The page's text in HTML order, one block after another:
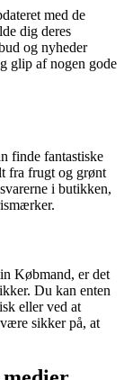
med de
dig deres
og nyheder
glip af nogen gode
finde fantastiske
fra frugt og grønt
i butikken,
Købmand, er det
Du kan enten
eller ved at
sikker på, at